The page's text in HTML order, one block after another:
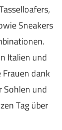
Sneakers
Italien und
dank
Sohlen und
Tag über